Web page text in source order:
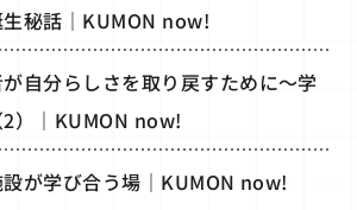
秘話｜KUMON now!
自分らしさを取り戻すために～学
）｜KUMON now!
が学び合う場｜KUMON now!